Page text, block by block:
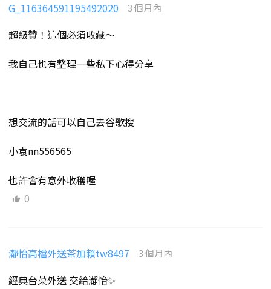
G_116364591195492020 3 個月內
超級贊！這個必須收藏～
我自己也有整理一些私下心得分享
想交流的話可以自己去谷歌搜
小袁nn556565
也許會有意外收穫喔
0
瀞怡高檔外送茶加賴tw8497 3 個月內
經典台菜外送 交給瀞怡✨